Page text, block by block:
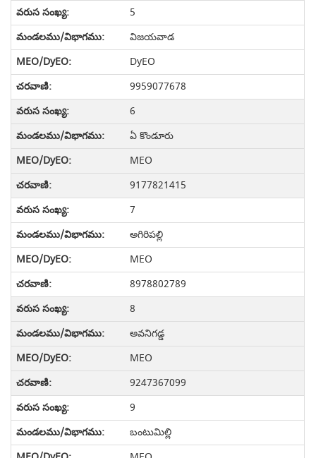
5
విజయవాడ
DyEO
9959077678
6
ఏ కొండూరు
MEO
9177821415
7
అగిరిపల్లి
MEO
8978802789
8
అవనిగడ్డ
MEO
9247367099
9
బంటుమిల్లి